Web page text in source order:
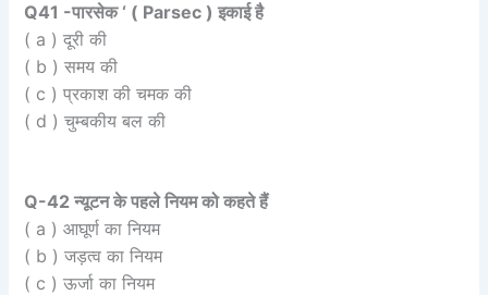
Q41 -पारसेक ‘ ( Parsec ) इकाई है
( a ) दूरी की
( b ) समय की
( c ) प्रकाश की चमक की
( d ) चुम्बकीय बल की
Q-42 न्यूटन के पहले नियम को कहते हैं
( a ) आघूर्ण का नियम
( b ) जड़त्व का नियम
( c ) ऊर्जा का नियम